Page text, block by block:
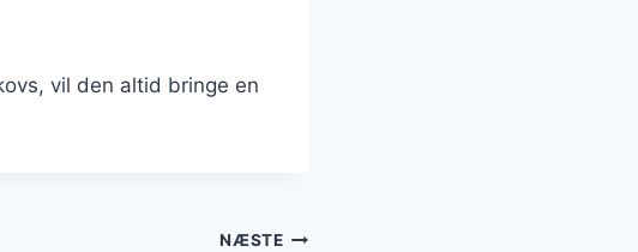
vil den altid bringe en
NÆSTE